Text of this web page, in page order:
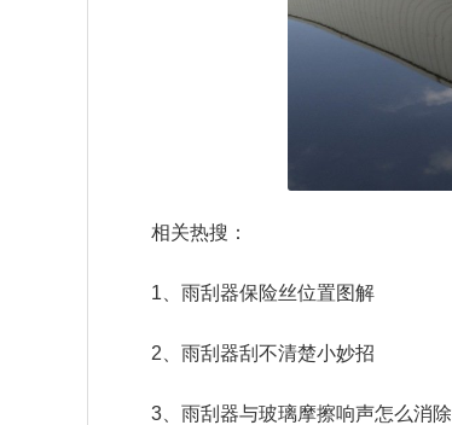
相关热搜：
1、雨刮器保险丝位置图解
2、雨刮器刮不清楚小妙招
3、雨刮器与玻璃摩擦响声怎么消除